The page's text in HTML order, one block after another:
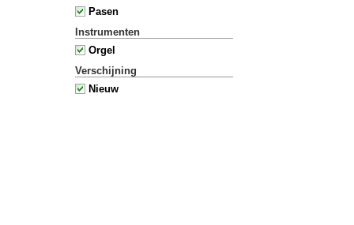
Pasen
Instrumenten
Orgel
Verschijning
Nieuw